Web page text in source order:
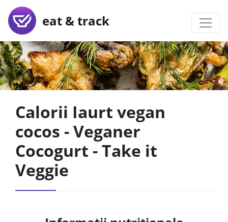
eat & track
Calorii Iaurt vegan
cocos - Veganer
Cocogurt - Take it
Veggie